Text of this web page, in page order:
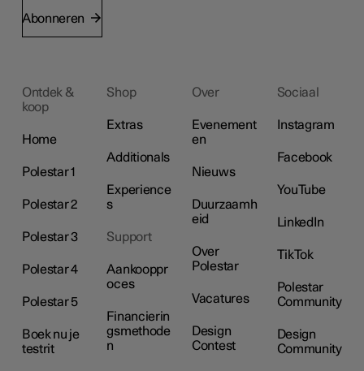
Abonneren
Ontdek &
koop
Home
Polestar 1
Polestar 2
Polestar 3
Polestar 4
Polestar 5
Boek nu je
testrit
Shop
Extras
Additionals
Experience
s
Support
Aankooppr
oces
Financierin
gsmethode
n
Over
Evenement
en
Nieuws
Duurzaamh
eid
Over
Polestar
Vacatures
Design
Contest
Sociaal
Instagram
Facebook
YouTube
LinkedIn
TikTok
Polestar
Community
Design
Community